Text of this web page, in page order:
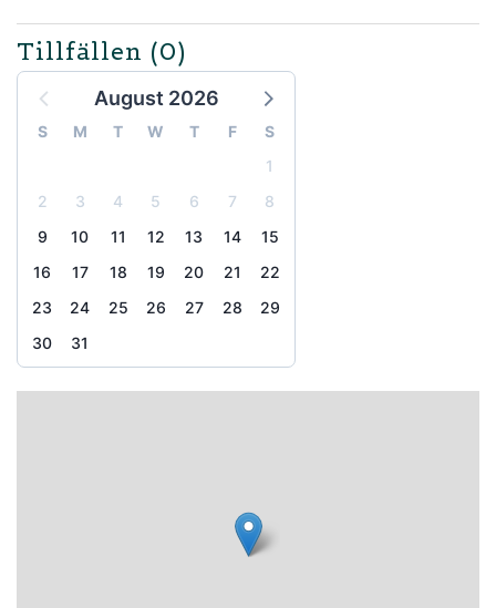
Tillfällen (0)
August 2026
S M T W T F
S
1
2
3 4 5 6 7
8
9
10 11 12 13 14
15
16
17 18 19 20 21
22
23
24 25 26 27 28
29
30
31